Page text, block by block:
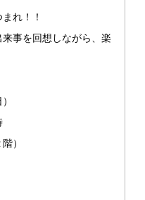
れ！！
事を回想しながら、楽
）